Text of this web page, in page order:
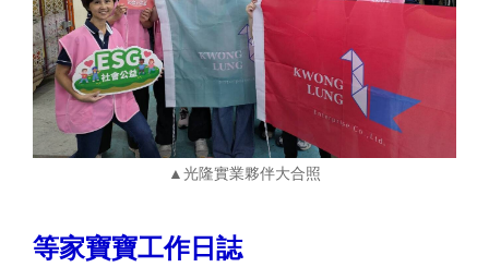
▲光隆實業夥伴大合照
等家寶寶工作日誌